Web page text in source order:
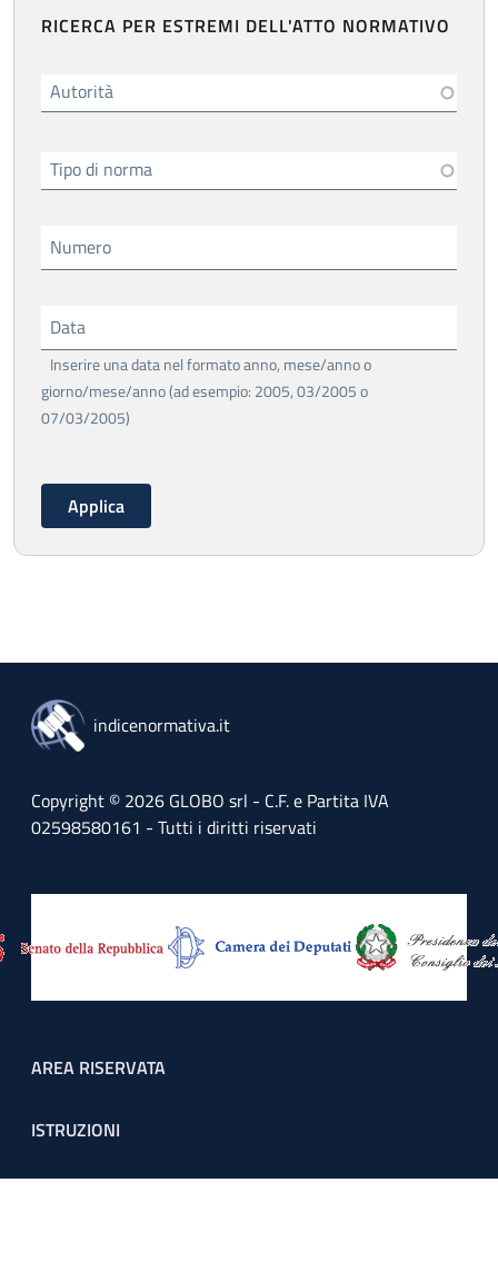
RICERCA PER ESTREMI DELL'ATTO NORMATIVO
Autorità
Tipo di norma
Numero
Data
Inserire una data nel formato anno, mese/anno o
giorno/mese/anno (ad esempio: 2005, 03/2005 o
07/03/2005)
indicenormativa.it
Copyright © 2026 GLOBO srl - C.F. e Partita IVA
02598580161 - Tutti i diritti riservati
Footer menu
AREA RISERVATA
ISTRUZIONI